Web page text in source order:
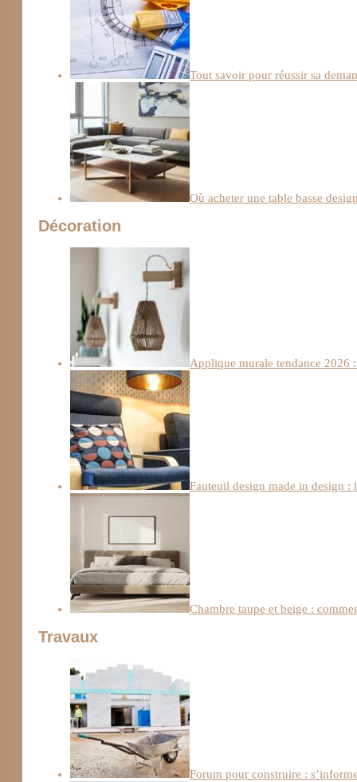
Tout savoir pour réussir sa
Où acheter une table basse
Décoration
Applique murale tendance 2026
Fauteuil design made in design
Chambre taupe et beige :
Travaux
Forum pour construire :